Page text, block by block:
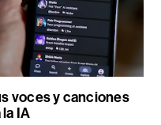
voces y canciones
IA